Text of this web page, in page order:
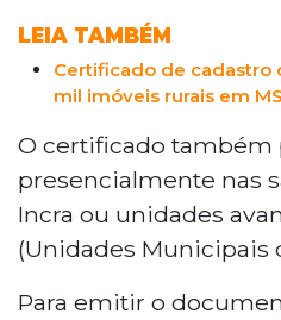
LEIA TAMBÉM
Certificado de cadastro
mil imóveis rurais em MS
O certificado também
presencialmente nas
Incra ou unidades
(Unidades Municipais
Para emitir o